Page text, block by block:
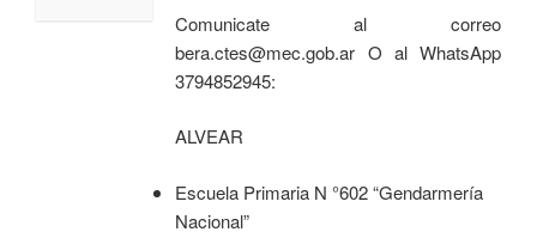
Comunicate al correo
bera.ctes@mec.gob.ar O al WhatsApp
3794852945:
ALVEAR
Escuela Primaria N °602 “Gendarmería
Nacional”